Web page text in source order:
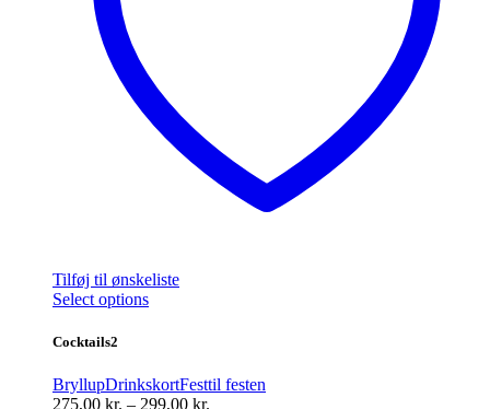
Tilføj til ønskeliste
Select optionsDette
varianter.
Mulighederne
Cocktails2
BryllupDrinkskortFesttil festen
275,00 kr. – 299,00 kr.